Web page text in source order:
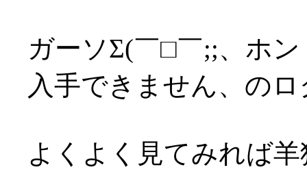
ガーソΣ(￣□￣;;、ホ
入手できません、の
よくよく見てみれば